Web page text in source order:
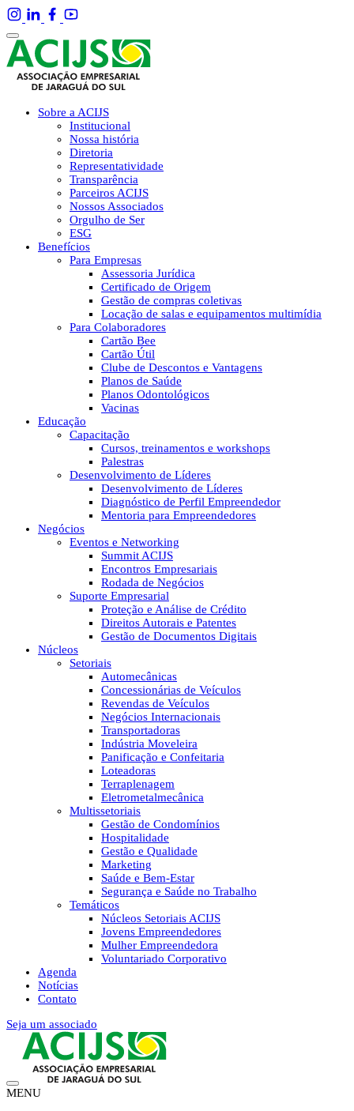
Sobre a ACIJS
Institucional
Nossa história
Diretoria
Representatividade
Transparência
Parceiros ACIJS
Nossos Associados
Orgulho de Ser
ESG
Benefícios
Para Empresas
Assessoria Jurídica
Certificado de Origem
Gestão de compras coletivas
Locação de salas e equipamentos multimídia
Para Colaboradores
Cartão Bee
Cartão Útil
Clube de Descontos e Vantagens
Planos de Saúde
Planos Odontológicos
Vacinas
Educação
Capacitação
Cursos, treinamentos e workshops
Palestras
Desenvolvimento de Líderes
Desenvolvimento de Líderes
Diagnóstico de Perfil Empreendedor
Mentoria para Empreendedores
Negócios
Eventos e Networking
Summit ACIJS
Encontros Empresariais
Rodada de Negócios
Suporte Empresarial
Proteção e Análise de Crédito
Direitos Autorais e Patentes
Gestão de Documentos Digitais
Núcleos
Setoriais
Automecânicas
Concessionárias de Veículos
Revendas de Veículos
Negócios Internacionais
Transportadoras
Indústria Moveleira
Panificação e Confeitaria
Loteadoras
Terraplenagem
Eletrometalmecânica
Multissetoriais
Gestão de Condomínios
Hospitalidade
Gestão e Qualidade
Marketing
Saúde e Bem-Estar
Segurança e Saúde no Trabalho
Temáticos
Núcleos Setoriais ACIJS
Jovens Empreendedores
Mulher Empreendedora
Voluntariado Corporativo
Agenda
Notícias
Contato
Seja um associado
MENU